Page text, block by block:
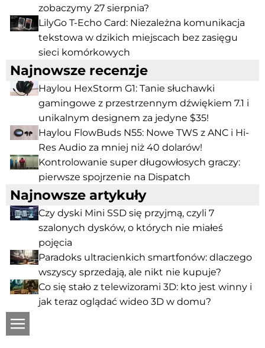
zobaczymy 27 sierpnia?
LilyGo T-Echo Card: Niezależna komunikacja
tekstowa w dzikich miejscach bez zasięgu
sieci komórkowych
Najnowsze recenzje
Haylou HexStorm G1: Tanie słuchawki
gamingowe z przestrzennym dźwiękiem 7.1 i
unikalnym designem za jedyne $35!
Haylou FlowBuds N55: Nowe TWS z ANC i Hi-
Res Audio za mniej niż 40 dolarów!
Kontrolowanie super długowłosych graczy:
pierwsze spojrzenie na Dispatch
Najnowsze artykuły
Czy dyski Mini SSD się przyjmą, czyli 7
szalonych dysków, o których nie miałeś
pojęcia
Paradoks ultracienkich smartfonów: dlaczego
wszyscy sprzedają, ale nikt nie kupuje?
Co się stało z telewizorami 3D: kto jest winny i
jak teraz oglądać wideo 3D w domu?